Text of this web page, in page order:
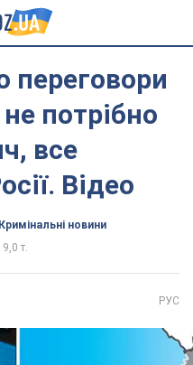
переговори
потрібно
все
Відео
Кримінальні новини
9,0 т.
РУС